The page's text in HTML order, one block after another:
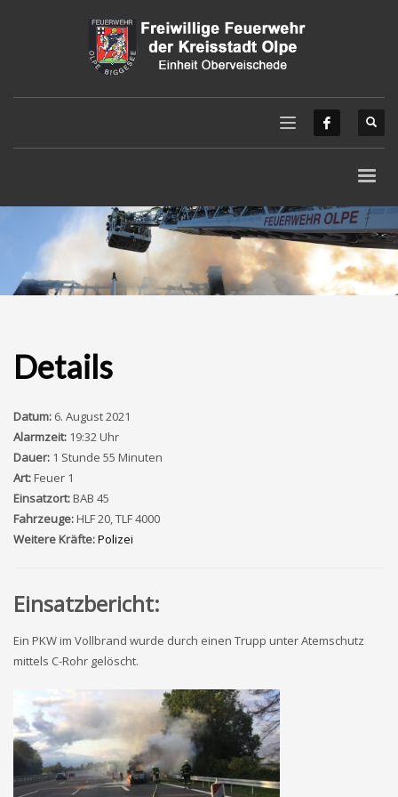
Details
Datum: 6. August 2021
Alarmzeit: 19:32 Uhr
Dauer: 1 Stunde 55 Minuten
Art:Feuer 1
Einsatzort:BAB 45
Fahrzeuge:HLF 20, TLF 4000
Weitere Kräfte:Polizei
Einsatzbericht:
Ein PKW im Vollbrand wurde durch einen Trupp unter Atemschutz
mittels C-Rohr gelöscht.